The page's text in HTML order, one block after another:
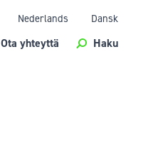
Nederlands Dansk
Ota yhteyttä Haku